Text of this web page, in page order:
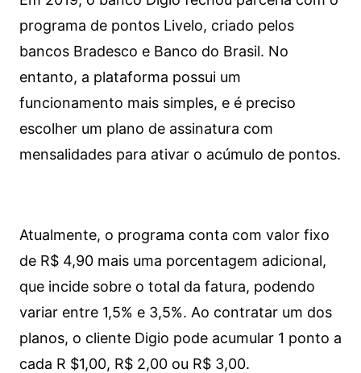
programa de pontos Livelo, criado pelos
bancos Bradesco e Banco do Brasil. No
entanto, a plataforma possui um
funcionamento mais simples, e é preciso
escolher um plano de assinatura com
mensalidades para ativar o acúmulo de pontos.
Atualmente, o programa conta com valor fixo
de R$ 4,90 mais uma porcentagem adicional,
que incide sobre o total da fatura, podendo
variar entre 1,5% e 3,5%. Ao contratar um dos
planos, o cliente Digio pode acumular 1 ponto a
cada R $1,00, R$ 2,00 ou R$ 3,00.